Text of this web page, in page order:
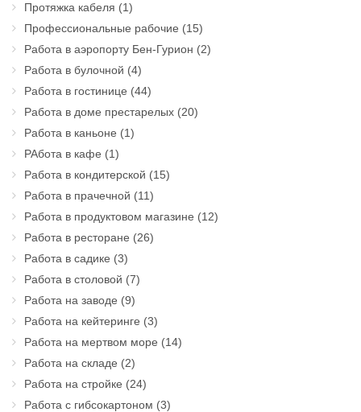
Протяжка кабеля (1)
Профессиональные рабочие (15)
Работа в аэропорту Бен-Гурион (2)
Работа в булочной (4)
Работа в гостинице (44)
Работа в доме престарелых (20)
Работа в каньоне (1)
РАбота в кафе (1)
Работа в кондитерской (15)
Работа в прачечной (11)
Работа в продуктовом магазине (12)
Работа в ресторане (26)
Работа в садике (3)
Работа в столовой (7)
Работа на заводе (9)
Работа на кейтеринге (3)
Работа на мертвом море (14)
Работа на складе (2)
Работа на стройке (24)
Работа с гибсокартоном (3)